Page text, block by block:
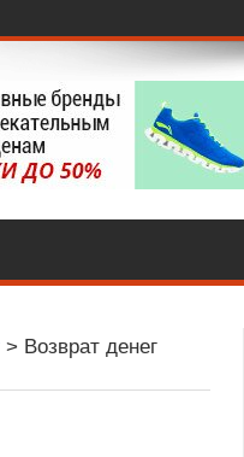
> Возврат денег